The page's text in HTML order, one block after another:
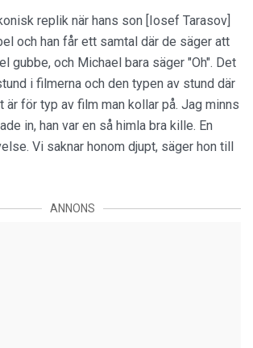
replik när hans son [Iosef Tarasov]
och han får ett samtal där de säger att
gubbe, och Michael bara säger "Oh". Det
i filmerna och den typen av stund där
är för typ av film man kollar på. Jag minns
in, han var en så himla bra kille. En
Vi saknar honom djupt, säger hon till
ANNONS